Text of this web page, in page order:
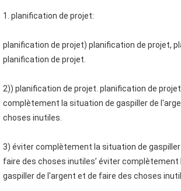
1. planification de projet:
planification de projet) planification de projet,
planification de projet.
2)) planification de projet. planification de
complètement la situation de gaspiller de
choses inutiles.
3) éviter complètement la situation de
faire des choses inutiles’ éviter complètement
gaspiller de l'argent et de faire des choses